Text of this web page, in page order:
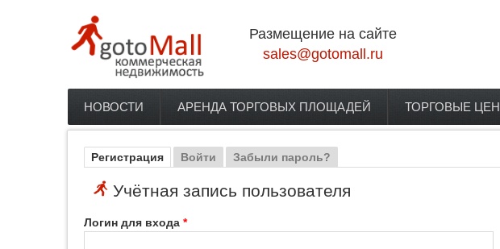
Размещение на сайте
sales@gotomall.ru
Главное меню
НОВОСТИ АРЕНДА ТОРГОВЫХ ПЛОЩАДЕЙ ТОРГОВЫЕ
Главные вкладки
Регистрация (активная вкладка)
Войти Забыли пароль?
Учётная запись пользователя
Логин для входа *